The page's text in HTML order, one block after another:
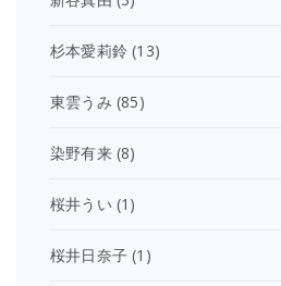
杉本愛莉鈴 (13)
東雲うみ (85)
染野有来(8)
桜井うい (1)
桜井日奈子 (1)